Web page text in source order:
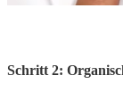
Schritt 2: